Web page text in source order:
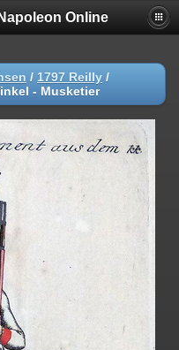
Online
/ 1797 Reilly /
- Musketier